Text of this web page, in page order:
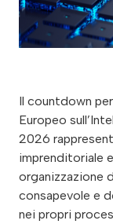
Il countdown
Europeo
2026
imprenditoriale
organizzazione
consapevole e
nei propri